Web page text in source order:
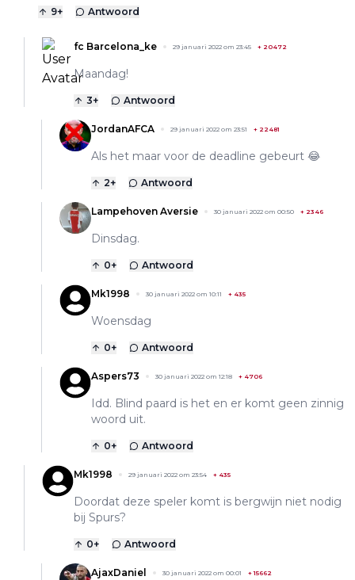
9+ Antwoord
fc Barcelona_ke 29 januari 2022 om 23:45 + 20472
Maandag!
3+ Antwoord
JordanAFCA 29 januari 2022 om 23:51 + 22481
Als het maar voor de deadline gebeurt 😂
2+ Antwoord
Lampehoven Aversie 30 januari 2022 om 00:50 + 2346
Dinsdag.
0+ Antwoord
Mk1998 30 januari 2022 om 10:11 + 435
Woensdag
0+ Antwoord
Aspers73 30 januari 2022 om 12:18 + 4706
Idd. Blind paard is het en er komt geen zinnig
woord uit.
0+ Antwoord
Mk1998 29 januari 2022 om 23:54 + 435
Doordat deze speler komt is bergwijn niet nodig
bij Spurs?
0+ Antwoord
AjaxDaniel 30 januari 2022 om 00:01 +15662